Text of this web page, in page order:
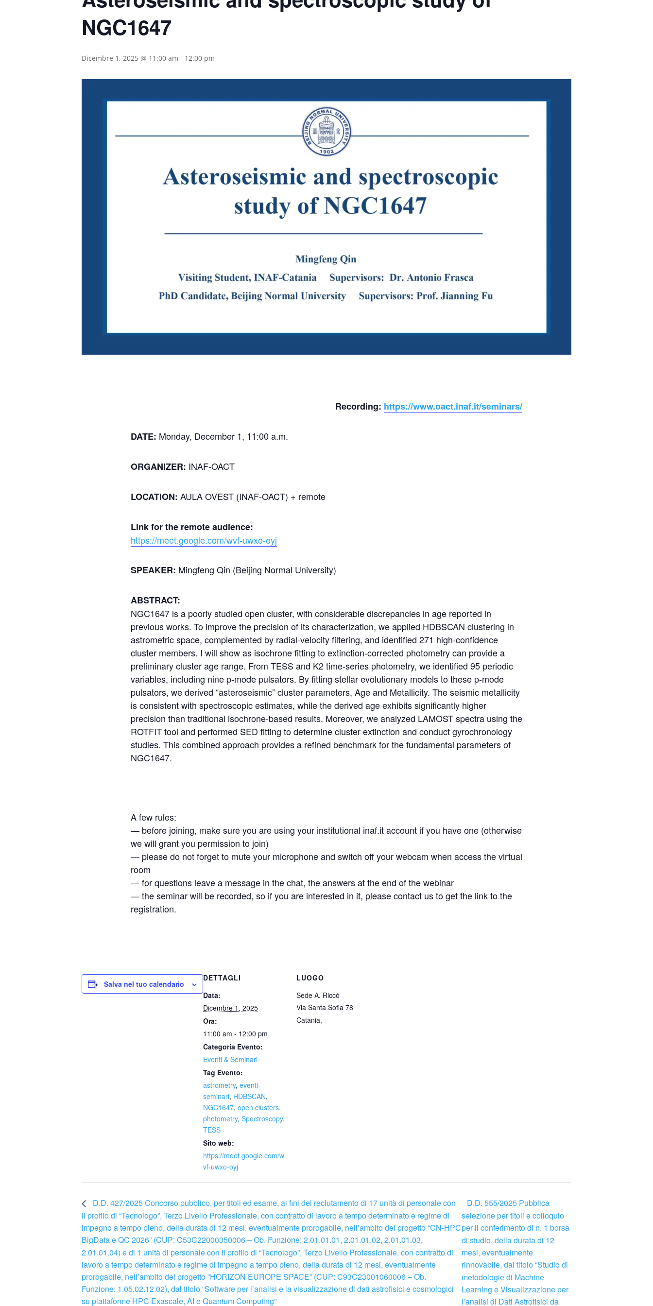
NGC1647
Dicembre 1, 2025 @ 11:00 am - 12:00 pm
Recording: https://www.oact.inaf.it/seminars/
DATE: Monday, December 1, 11:00 a.m.
ORGANIZER: INAF-OACT
LOCATION: AULA OVEST (INAF-OACT) + remote
Link for the remote audience:
https://meet.google.com/wvf-uwxo-oyj
SPEAKER: Mingfeng Qin (Beijing Normal University)
ABSTRACT:
NGC1647 is a poorly studied open cluster, with considerable discrepancies in age reported in
previous works. To improve the precision of its characterization, we applied HDBSCAN clustering in
astrometric space, complemented by radial-velocity filtering, and identified 271 high-confidence
cluster members. I will show as isochrone fitting to extinction-corrected photometry can provide a
preliminary cluster age range. From TESS and K2 time-series photometry, we identified 95 periodic
variables, including nine p-mode pulsators. By fitting stellar evolutionary models to these p-mode
pulsators, we derived “asteroseismic” cluster parameters, Age and Metallicity. The seismic metallicity
is consistent with spectroscopic estimates, while the derived age exhibits significantly higher
precision than traditional isochrone-based results. Moreover, we analyzed LAMOST spectra using the
ROTFIT tool and performed SED fitting to determine cluster extinction and conduct gyrochronology
studies. This combined approach provides a refined benchmark for the fundamental parameters of
NGC1647.
A few rules:
— before joining, make sure you are using your institutional inaf.it account if you have one (otherwise
we will grant you permission to join)
— please do not forget to mute your microphone and switch off your webcam when access the virtual
room
— for questions leave a message in the chat, the answers at the end of the webinar
— the seminar will be recorded, so if you are interested in it, please contact us to get the link to the
registration.
Salva nel tuo calendario
DETTAGLI
Data:
Dicembre 1, 2025
Ora:
11:00 am - 12:00 pm
Categoria Evento:
Eventi & Seminari
Tag Evento:
astrometry, eventi-
seminari, HDBSCAN,
NGC1647, open clusters,
photometry, Spectroscopy,
TESS
Sito web:
https://meet.google.com/w
vf-uwxo-oyj
LUOGO
Sede A. Riccò
Via Santa Sofia 78
Catania,
D.D. 427/2025 Concorso pubblico, per titoli ed esame, ai fini del reclutamento di 17 unità di personale con
il profilo di “Tecnologo”, Terzo Livello Professionale, con contratto di lavoro a tempo determinato e regime di
impegno a tempo pieno, della durata di 12 mesi, eventualmente prorogabile, nell’ambito del progetto “CN-HPC
BigData e QC 2026” (CUP: C53C22000350006 – Ob. Funzione: 2.01.01.01, 2.01.01.02, 2.01.01.03,
2.01.01.04) e di 1 unità di personale con il profilo di “Tecnologo”, Terzo Livello Professionale, con contratto di
lavoro a tempo determinato e regime di impegno a tempo pieno, della durata di 12 mesi, eventualmente
prorogabile, nell’ambito del progetto “HORIZON EUROPE SPACE” (CUP: C93C23001060006 – Ob.
Funzione: 1.05.02.12.02), dal titolo “Software per l’analisi e la visualizzazione di dati astrofisici e cosmologici
su piattaforme HPC Exascale, AI e Quantum Computing”
D.D. 555/2025 Pubblica
selezione per titoli e colloquio
per il conferimento di n. 1 borsa
di studio, della durata di 12
mesi, eventualmente
rinnovabile, dal titolo “Studio di
metodologie di Machine
Learning e Visualizzazione per
l’analisi di Dati Astrofisici da